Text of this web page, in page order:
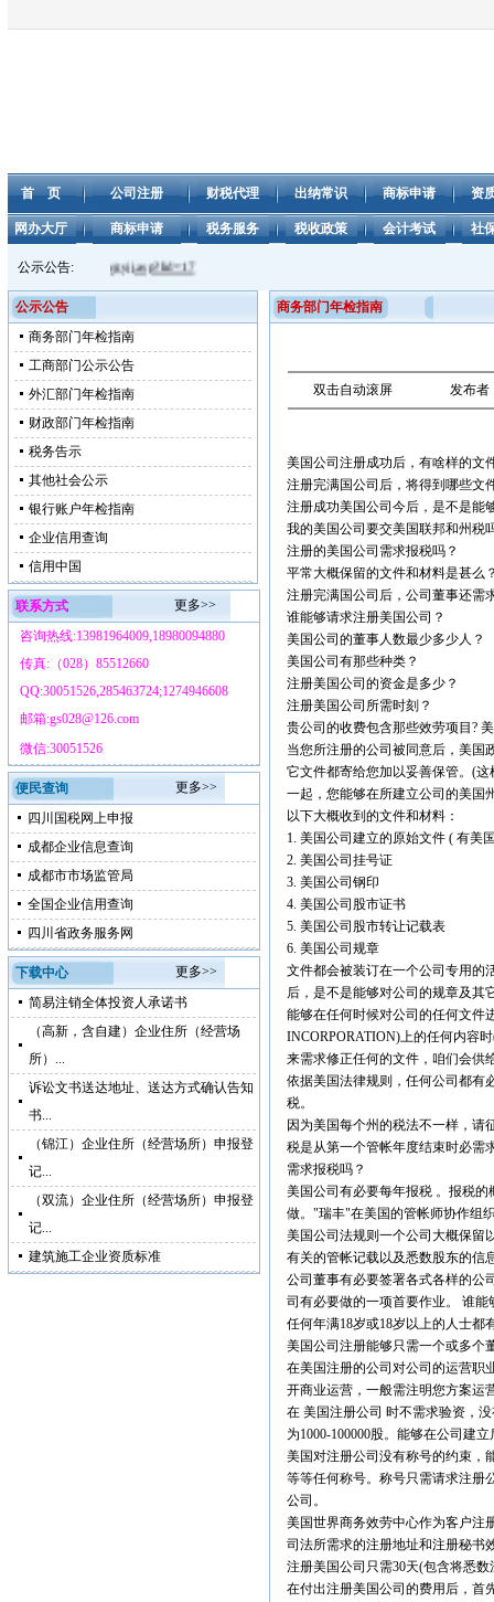
首 页 公司注册 财税代理 出纳常识 商标申请 资
网办大厅 商标申请 税务服务 税收政策 会计考试 社
公示公告: gsjj.asp?lid=17
公示公告
商务部门年检指南
工商部门公示公告
外汇部门年检指南
财政部门年检指南
税务告示
其他社会公示
银行账户年检指南
企业信用查询
信用中国
联系方式
更多>>
咨询热线:13981964009,18980094880
传真:（028）85512660
QQ:30051526,285463724;1274946608
邮箱:gs028@126.com
微信:30051526
便民查询
更多>>
四川国税网上申报
成都企业信息查询
成都市市场监管局
全国企业信用查询
四川省政务服务网
下载中心
更多>>
简易注销全体投资人承诺书
（高新，含自建）企业住所（经营场
所）...
诉讼文书送达地址、送达方式确认告知
书...
（锦江）企业住所（经营场所）申报登
记...
（双流）企业住所（经营场所）申报登
记...
建筑施工企业资质标准
商务部门年检指南
双击自动滚屏 发布者
美国公司注册成功后，有啥样的文
注册完满国公司后，将得到哪些文
注册成功美国公司今后，是不是能
我的美国公司要交美国联邦和州税
注册的美国公司需求报税吗？
平常大概保留的文件和材料是甚么
注册完满国公司后，公司董事还需
谁能够请求注册美国公司？
美国公司的董事人数最少多少人？
美国公司有那些种类？
注册美国公司的资金是多少？
注册美国公司所需时刻？
贵公司的收费包含那些效劳项目?
当您所注册的公司被同意后，美国
它文件都寄给您加以妥善保管。(
一起，您能够在所建立公司的美国
以下大概收到的文件和材料：
1. 美国公司建立的原始文件 ( 有美
2. 美国公司挂号证
3. 美国公司钢印
4. 美国公司股市证书
5. 美国公司股市转让记载表
6. 美国公司规章
文件都会被装订在一个公司专用的
后，是不是能够对公司的规章及其
能够在任何时候对公司的任何文件
INCORPORATION)上的任何内容
来需求修正任何的文件，咱们会供
依据美国法律规则，任何公司都有
税。
因为美国每个州的税法不一样，请
税是从第一个管帐年度结束时必需
需求报税吗？
美国公司有必要每年报税 。报税
做。"瑞丰"在美国的管帐师协作组
美国公司法规则一个公司大概保留
有关的管帐记载以及悉数股东的信
公司董事有必要签署各式各样的公
司有必要做的一项首要作业。 谁能
任何年满18岁或18岁以上的人士都
美国公司注册能够只需一个或多个
在美国注册的公司对公司的运营职
开商业运营，一般需注明您方案运
在 美国注册公司 时不需求验资，
为1000-100000股。能够在公司建
美国对注册公司没有称号的约束，
等等任何称号。称号只需请求注册
公司。
美国世界商务效劳中心作为客户注
司法所需求的注册地址和注册秘书
注册美国公司只需30天(包含将悉
在付出注册美国公司的费用后，首